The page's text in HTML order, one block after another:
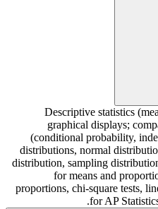
Descriptive statistics
graphical displays;
(conditional probability,
distributions, normal
distribution, sampling
for means and
proportions, chi-square tests,
for AP